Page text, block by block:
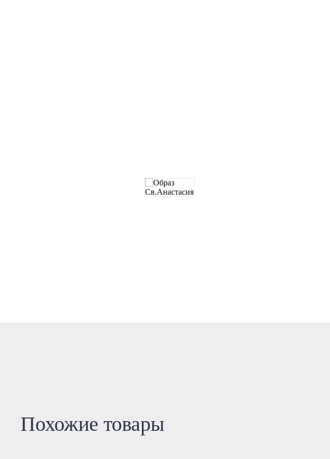
Похожие товары